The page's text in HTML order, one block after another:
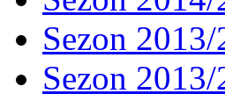
Sezon
Sezon